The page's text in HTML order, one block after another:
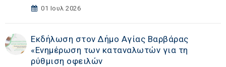
01 Ιουλ 2026
Εκδήλωση στoν Δήμο Αγίας Βαρβάρας
«Eνημέρωση των καταναλωτών για τη
ρύθμιση οφειλών